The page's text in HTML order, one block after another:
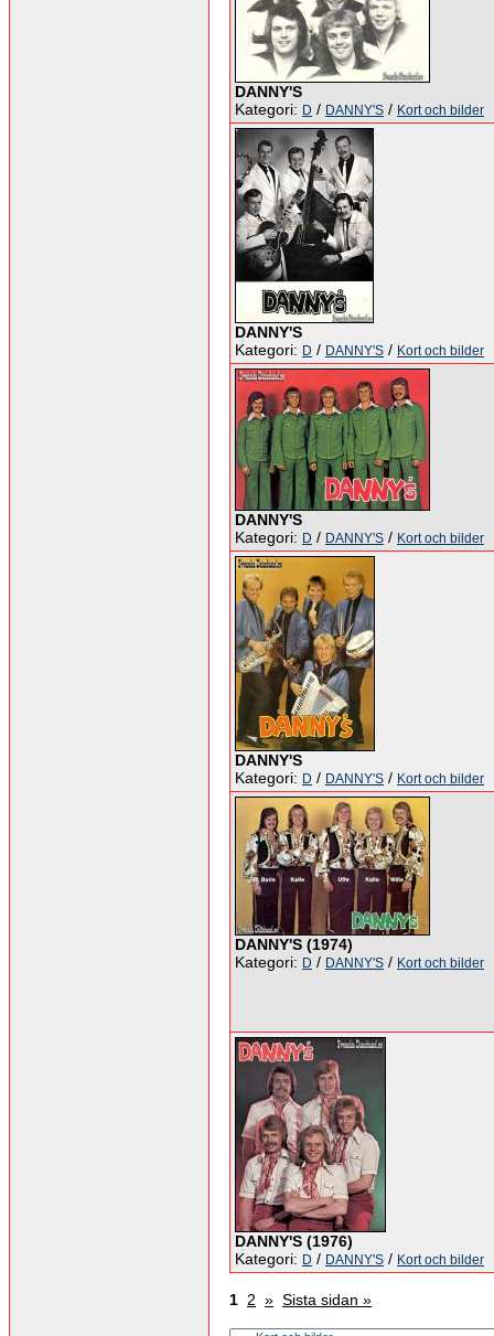
DANNY'S
Kategori: D / DANNY'S / Kort och bilder
DANNY'S
Kategori: D / DANNY'S / Kort och bilder
DANNY'S
Kategori: D / DANNY'S / Kort och bilder
DANNY'S
Kategori: D / DANNY'S / Kort och bilder
DANNY'S (1974)
Kategori: D / DANNY'S / Kort och bilder
DANNY'S (1976)
Kategori: D / DANNY'S / Kort och bilder
1 2 » Sista sidan »